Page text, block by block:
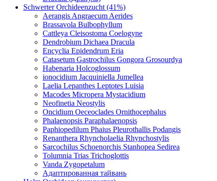
Schwerter Orchideenzucht (41%)
Aerangis Angraecum Aerides
Brassavola Bulbophyllum
Cattleya Cleisostoma Coelogyne
Dendrobium Dichaea Dracula
Encyclia Epidendrum Eria
Catasetum Gastrochilus Gongora Grosourdya
Habenaria Holcoglossum
ionocidium Jacquiniella Jumellea
Laelia Lepanthes Leptotes Luisia
Macodes Micropera Mystacidium
Neofinetia Neostylis
Oncidium Oeceoclades Ornithocephalus
Phalaenopsis Paraphalaenopsis
Paphiopedilum Phaius Pleurothallis Podangis
Renanthera Rhyncholaelia Rhynchostylis
Sarcochilus Schoenorchis Stanhopea Sedirea
Tolumnia Trias Trichoglottis
Vanda Zygopetalum
Адаптированная тайвань